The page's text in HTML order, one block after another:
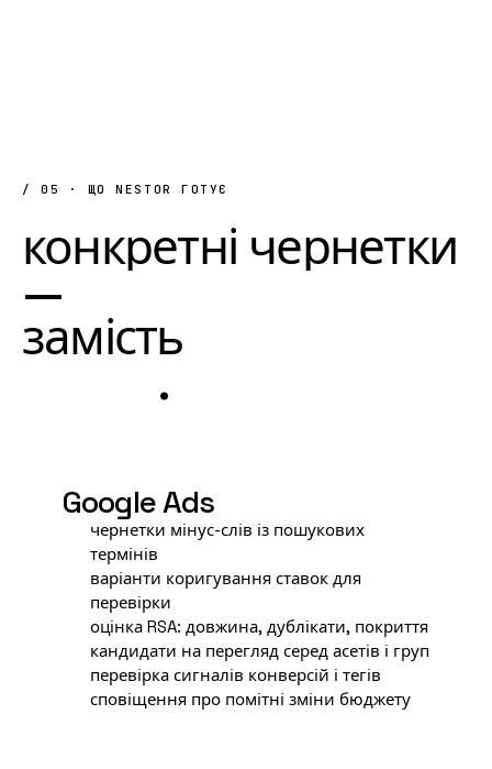
/ 05 · ЩО NESTOR ГОТУЄ
конкретні чернетки
—
замість
.
Google Ads
чернетки мінус-слів із пошукових
термінів
варіанти коригування ставок для
перевірки
оцінка RSA: довжина, дублікати, покриття
кандидати на перегляд серед асетів і груп
перевірка сигналів конверсій і тегів
сповіщення про помітні зміни бюджету